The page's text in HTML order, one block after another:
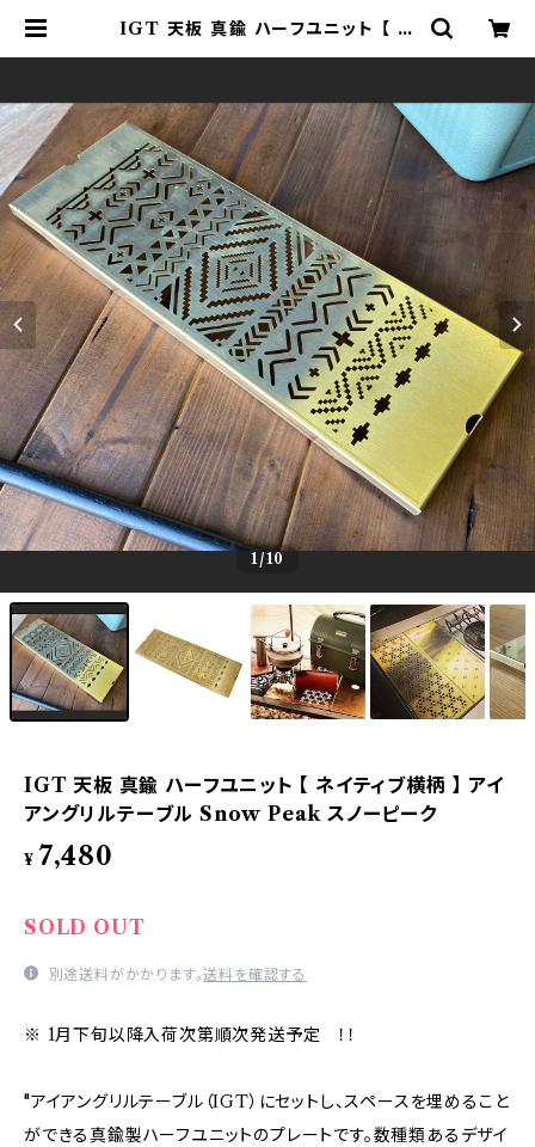
IGT 天板 真鍮 ハーフユニット 【 ネ
1/10
IGT 天板 真鍮 ハーフユニット 【 ネイティブ横柄 】 アイ
アングリルテーブル Snow Peak スノーピーク
¥ 7,480
SOLD OUT
別途送料がかかります。送料を確認する
※ 1月下旬以降入荷次第順次発送予定 ！！
"アイアングリルテーブル（IGT）にセットし、スペースを埋めること
ができる真鍮製ハーフユニットのプレートです。数種類あるデザイ